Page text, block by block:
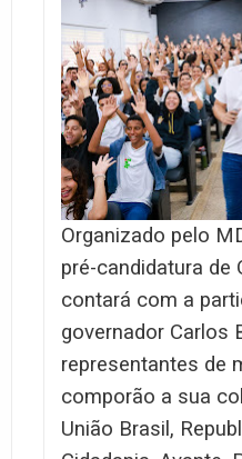
Organizado pelo
pré-candidatura de
contará com a
governador Carlos
representantes de
comporão a sua
União Brasil,